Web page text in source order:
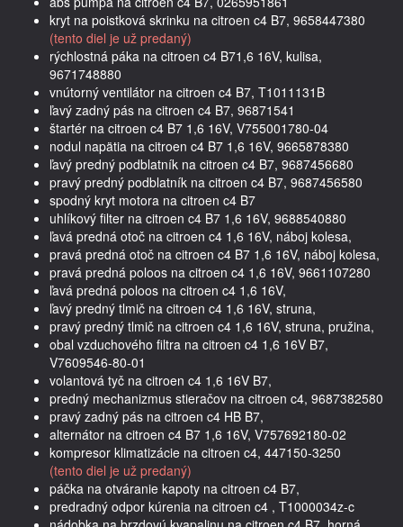
kryt na poistková skrinku na citroen c4 B7, 9658447380
(tento diel je už predaný)
rýchlostná páka na citroen c4 B71,6 16V, kulisa,
9671748880
vnútorný ventilátor na citroen c4 B7, T1011131B
ľavý zadný pás na citroen c4 B7, 96871541
štartér na citroen c4 B7 1,6 16V, V755001780-04
nodul napätia na citroen c4 B7 1,6 16V, 9665878380
ľavý predný podblatník na citroen c4 B7, 9687456680
pravý predný podblatník na citroen c4 B7, 9687456580
spodný kryt motora na citroen c4 B7
uhlíkový filter na citroen c4 B7 1,6 16V, 9688540880
ľavá predná otoč na citroen c4 1,6 16V, náboj kolesa,
pravá predná otoč na citroen c4 B7 1,6 16V, náboj kolesa,
pravá predná poloos na citroen c4 1,6 16V, 9661107280
ľavá predná poloos na citroen c4 1,6 16V,
ľavý predný tlmič na citroen c4 1,6 16V, struna,
pravý predný tlmič na citroen c4 1,6 16V, struna, pružina,
obal vzduchového filtra na citroen c4 1,6 16V B7,
V7609546-80-01
volantová tyč na citroen c4 1,6 16V B7,
predný mechanizmus stieračov na citroen c4, 9687382580
pravý zadný pás na citroen c4 HB B7,
alternátor na citroen c4 B7 1,6 16V, V757692180-02
kompresor klimatizácie na citroen c4, 447150-3250
(tento diel je už predaný)
páčka na otváranie kapoty na citroen c4 B7,
predradný odpor kúrenia na citroen c4 , T1000034z-c